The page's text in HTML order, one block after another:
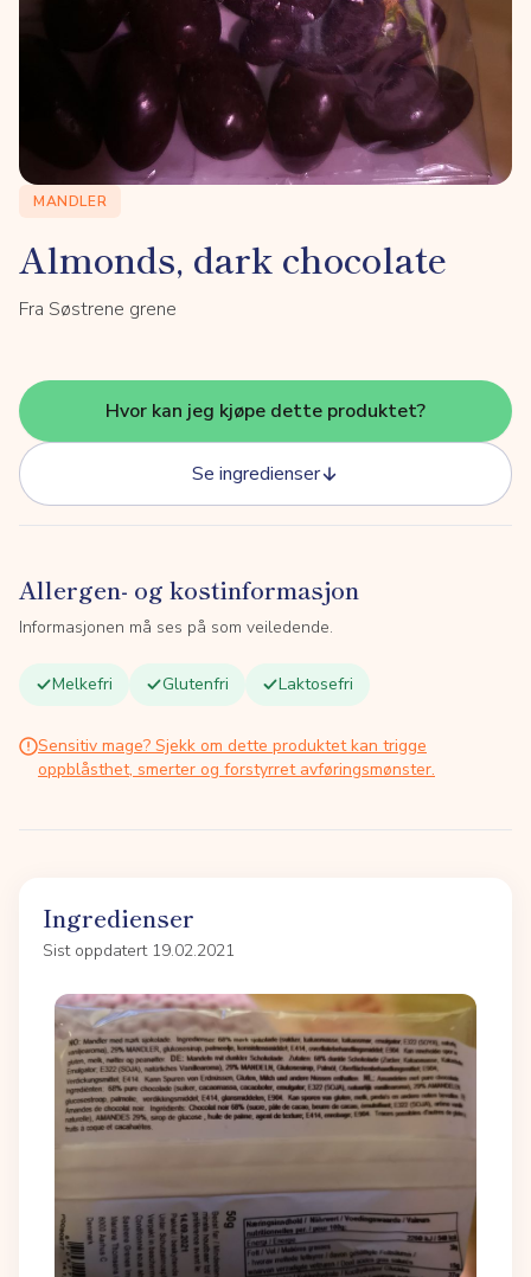
MANDLER
Almonds, dark chocolate
Fra Søstrene grene
Hvor kan jeg kjøpe dette produktet?
Se ingredienser
Allergen- og kostinformasjon
Informasjonen må ses på som veiledende.
Melkefri Glutenfri Laktosefri
Sensitiv mage? Sjekk om dette produktet kan trigge
oppblåsthet, smerter og forstyrret avføringsmønster.
Ingredienser
Sist oppdatert 19.02.2021